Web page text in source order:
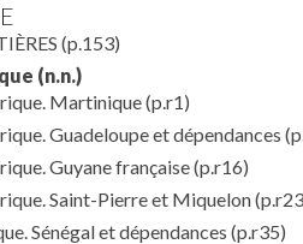
(p.153)
(n.n.)
Martinique(p.r1)
Guadeloupe et dépendances
Guyane française(p.r16)
Saint-Pierre et Miquelon
Sénégal et dépendances (p.r35)